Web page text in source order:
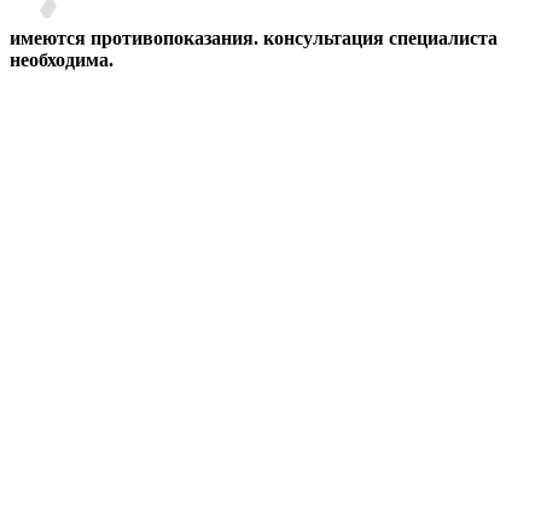
имеются противопоказания. консультация специалиста
необходима.